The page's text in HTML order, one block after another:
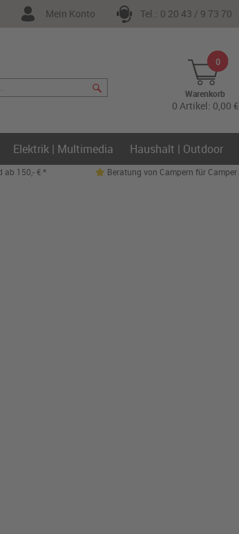
Tel.: 0 20 43 / 9 73 70
Mein Konto
0
Warenkorb
0 Artikel: 0,00 €
Elektrik | Multimedia Haushalt | Outdoor
ab 150,- € * Beratung von Campern für Camper